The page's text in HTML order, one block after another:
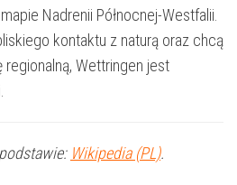
Nadrenii Północnej-Westfalii.
kontaktu z naturą oraz chcą
Wettringen jest
Wikipedia (PL).